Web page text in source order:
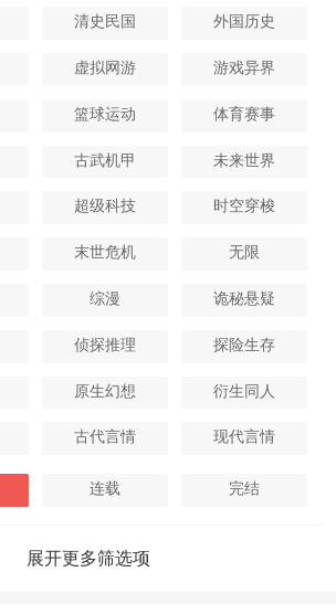
清史民国 外国历史
虚拟网游 游戏异界
篮球运动 体育赛事
古武机甲 未来世界
超级科技 时空穿梭
末世危机 无限
综漫 诡秘悬疑
侦探推理 探险生存
原生幻想 衍生同人
古代言情 现代言情
连载 完结
展开更多筛选项